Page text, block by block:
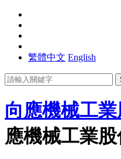
繁體中文 English
向應機械工
應機械工業